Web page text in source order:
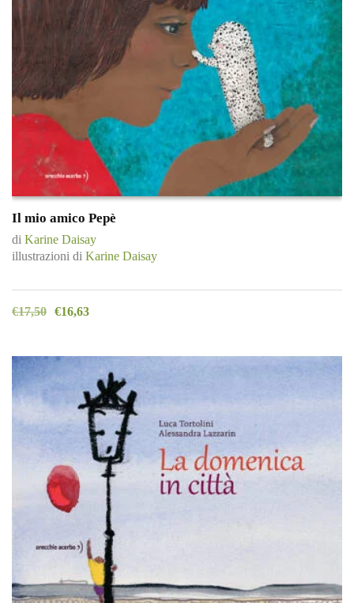
Il mio amico Pepè
di Karine Daisay
illustrazioni di Karine Daisay
€17,50 €16,63